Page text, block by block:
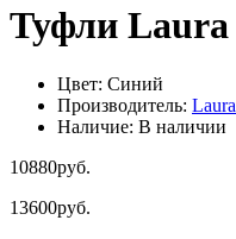
Туфли Laura
Цвет: Синий
Производитель:
Наличие: В наличии
10880руб.
13600руб.